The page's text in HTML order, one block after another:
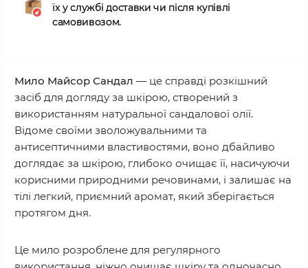
їх у службі доставки чи після купівлі
самовивозом.
Мило Майсор Сандал — це справді розкішний
засіб для догляду за шкірою, створений з
використанням натуральної сандалової олії.
Відоме своїми зволожувальними та
антисептичними властивостями, воно дбайливо
доглядає за шкірою, глибоко очищає її, насичуючи
корисними природними речовинами, і залишає на
тілі легкий, приємний аромат, який зберігається
протягом дня.
Це мило розроблене для регулярного